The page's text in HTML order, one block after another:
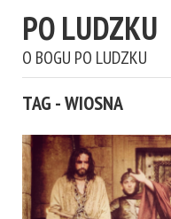
PO LUDZKU
O BOGU PO LUDZKU
TAG - WIOSNA